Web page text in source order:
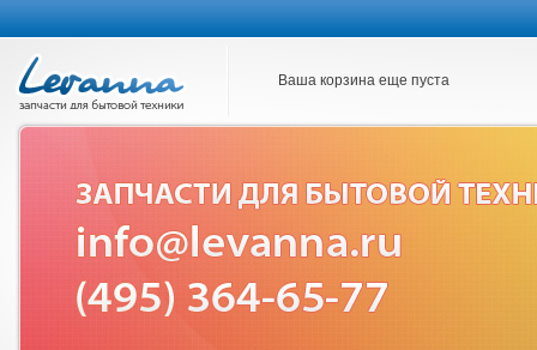
Ваша корзина еще пуста